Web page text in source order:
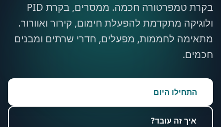
בקרת טמפרטורה חכמה. ממסרים, בקרת PID
ולוגיקה מתקדמת להפעלת חימום, קירור ואוורור.
מתאימה לחממות, מפעלים, חדרי שרתים ומבנים
חכמים.
התחילו היום
איך זה עובד?